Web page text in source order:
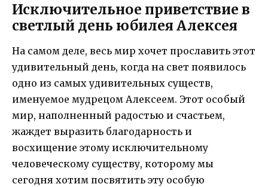
Исключительное приветствие в
светлый день юбилея Алексея
На самом деле, весь мир хочет прославить этот
удивительный день, когда на свет появилось
одно из самых удивительных существ,
именуемое мудрецом Алексеем. Этот особый
мир, наполненный радостью и счастьем,
жаждет выразить благодарность и
восхищение этому исключительному
человеческому существу, которому мы
сегодня хотим посвятить эту особую